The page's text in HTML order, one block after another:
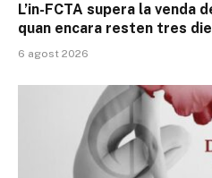
L’in-FCTA supera la venda
quan encara resten tres
6 agost 2026